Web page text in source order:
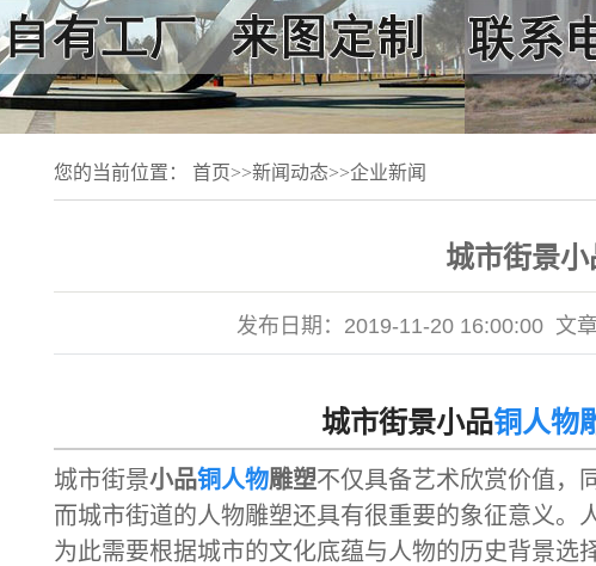
您的当前位置： 首页>>新闻动态>>企业新闻
城市街景
发布日期： 2019-11-20 16:00:00 文
城市街景小品铜人物
城市街景小品铜人物雕塑不仅具备艺术欣赏价值，
而城市街道的人物雕塑还具有很重要的象征意义。
为此需要根据城市的文化底蕴与人物的历史背景选